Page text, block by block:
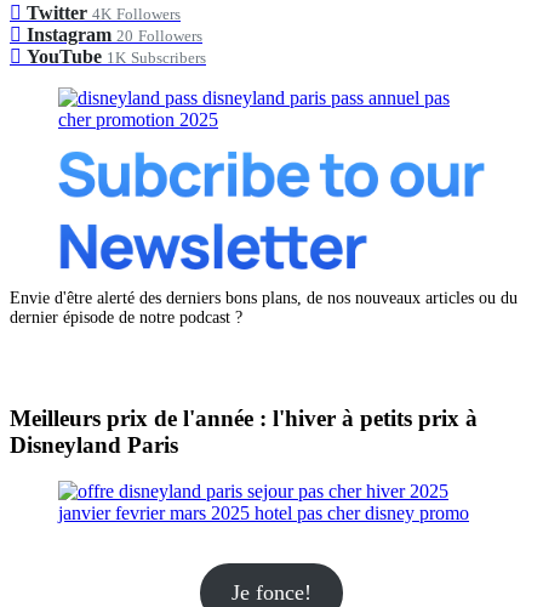
Twitter 4K Followers
Instagram 20 Followers
YouTube 1K Subscribers
Envie d'être alerté des derniers bons plans, de nos nouveaux articles ou du
dernier épisode de notre podcast ?
Meilleurs prix de l'année : l'hiver à petits prix à
Disneyland Paris
Je fonce!